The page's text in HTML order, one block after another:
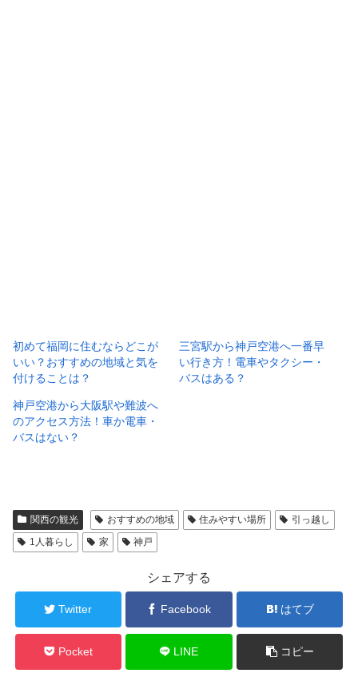
初めて福岡に住むならどこが
いい？おすすめの地域と気を
付けることは？
三宮駅から神戸空港へ一番早
い行き方！電車やタクシー・
バスはある？
神戸空港から大阪駅や難波へ
のアクセス方法！車か電車・
バスはない？
関西の観光 おすすめの地域 住みやすい場所
引っ越し
1人暮らし
家 神戸
シェアする
Twitter Facebook はてブ
Pocket LINE コピー